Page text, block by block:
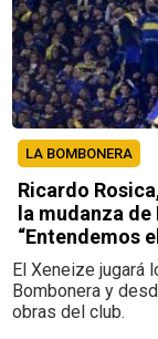
LA BOMBONERA
Ricardo
la mudanza
“Entendemos
El Xeneize jugará
Bombonera y
obras del club.